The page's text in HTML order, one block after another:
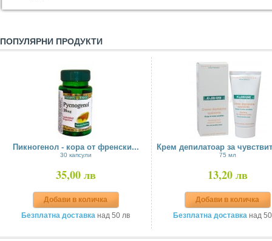
ПОПУЛЯРНИ ПРОДУКТИ
Пикногенол - кора от френски...
30 капсули
35,00 лв
Добави в количка
Безплатна доставка над 50 лв
Крем депилатоар за
75 мл
13,20 лв
Добави в количка
Безплатна доставка над